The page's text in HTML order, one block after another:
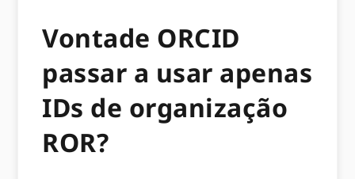
Vontade ORCID
passar a usar apenas
IDs de organização
ROR?